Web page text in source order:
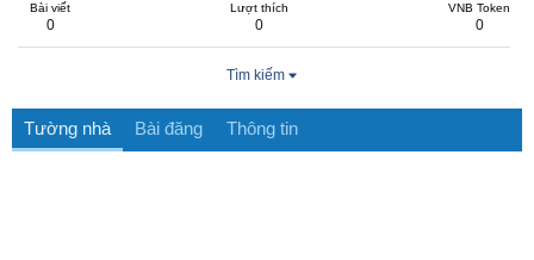
Bài viết
0
Lượt thích
0
VNB Token
0
Tìm kiếm
Tường nhà Bài đăng Thông tin